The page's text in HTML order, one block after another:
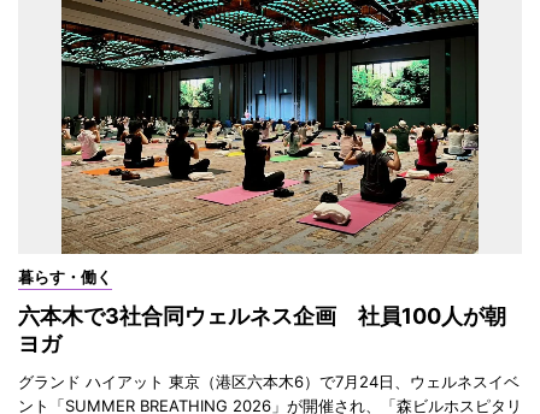
暮らす・働く
六本木で3社合同ウェルネス企画 社員100人が朝
ヨガ
グランド ハイアット 東京（港区六本木6）で7月24日、ウェルネスイベ
ント「SUMMER BREATHING 2026」が開催され、「森ビルホスピタリ